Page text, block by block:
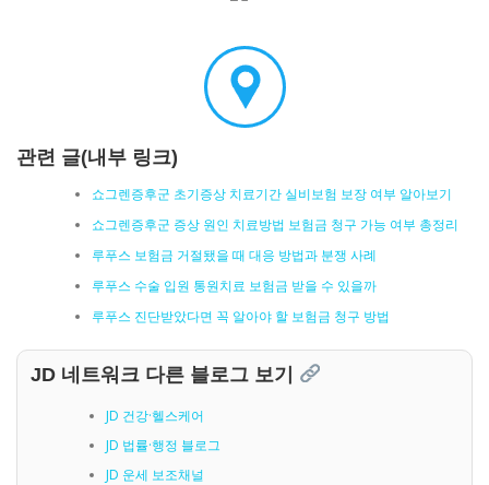
관련 글(내부 링크)
쇼그렌증후군 초기증상 치료기간 실비보험 보장 여부 알아보기
쇼그렌증후군 증상 원인 치료방법 보험금 청구 가능 여부 총정리
루푸스 보험금 거절됐을 때 대응 방법과 분쟁 사례
루푸스 수술 입원 통원치료 보험금 받을 수 있을까
루푸스 진단받았다면 꼭 알아야 할 보험금 청구 방법
JD 네트워크 다른 블로그 보기
JD 건강·헬스케어
JD 법률·행정 블로그
JD 운세 보조채널